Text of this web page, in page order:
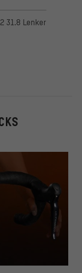
von 5 basierend auf 7
31.8 Lenker